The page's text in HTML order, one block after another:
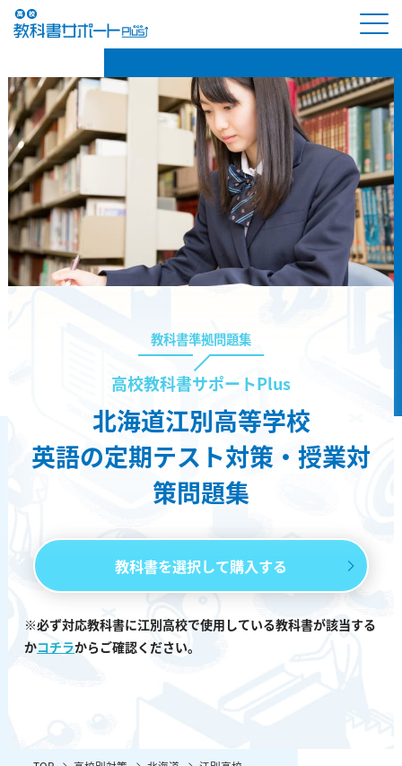
教科書準拠問題集
高校教科書サポートPlus
北海道江別高等学校
英語の定期テスト対策・授業対
策問題集
教科書を選択して購入する
※必ず対応教科書に江別高校で使用している教科書が該当する
かコチラからご確認ください。